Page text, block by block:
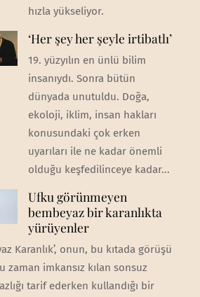
hızla yükseliyor.
‘Her şey her şeyle irtibatlı’
19. yüzyılın en ünlü bilim
insanıydı. Sonra bütün
dünyada unutuldu. Doğa,
ekoloji, iklim, insan hakları
konusundaki çok erken
uyarıları ile ne kadar önemli
olduğu keşfedilinceye kadar...
Ufku görünmeyen
bembeyaz bir karanlıkta
yürüyenler
Karanlık’, onun, bu kıtada görüşü
zaman imkansız kılan sonsuz
tarif ederken kullandığı bir